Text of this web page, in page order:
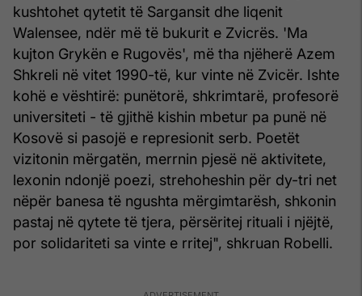
kushtohet qytetit të Sargansit dhe liqenit
Walensee, ndër më të bukurit e Zvicrës. 'Ma
kujton Grykën e Rugovës', më tha njëherë Azem
Shkreli në vitet 1990-të, kur vinte në Zvicër. Ishte
kohë e vështirë: punëtorë, shkrimtarë, profesorë
universiteti - të gjithë kishin mbetur pa punë në
Kosovë si pasojë e represionit serb. Poetët
vizitonin mërgatën, merrnin pjesë në aktivitete,
lexonin ndonjë poezi, strehoheshin për dy-tri net
nëpër banesa të ngushta mërgimtarësh, shkonin
pastaj në qytete të tjera, përsëritej rituali i njëjtë,
por solidariteti sa vinte e rritej", shkruan Robelli.